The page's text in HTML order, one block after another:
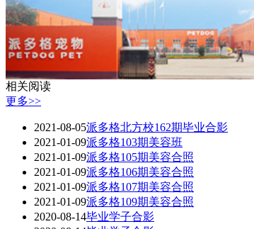
相关阅读
更多>>
2021-08-05派多格北方校162期毕业合影
2021-01-09派多格103期美容班
2021-01-09派多格105期美容合照
2021-01-09派多格106期美容合照
2021-01-09派多格107期美容合照
2021-01-09派多格109期美容合照
2020-08-14毕业学子合影